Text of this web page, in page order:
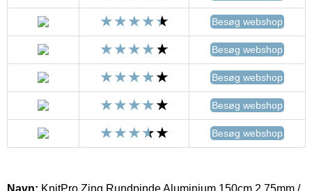
Besøg webshop
Besøg webshop
Besøg webshop
Besøg webshop
Besøg webshop
Navn: KnitPro Zing Rundpinde Aluminium 150cm 2,75mm /